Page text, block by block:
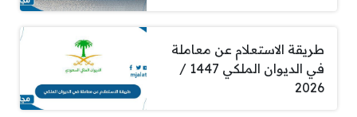
طريقة الاستعلام عن معاملة
في الديوان الملكي 1447 /
2026